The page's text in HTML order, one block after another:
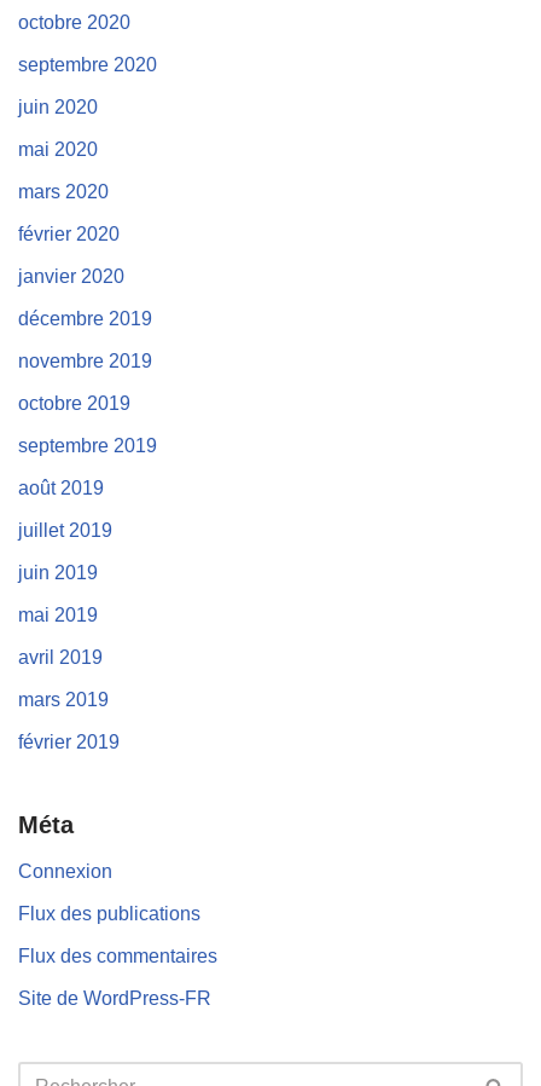
octobre 2020
septembre 2020
juin 2020
mai 2020
mars 2020
février 2020
janvier 2020
décembre 2019
novembre 2019
octobre 2019
septembre 2019
août 2019
juillet 2019
juin 2019
mai 2019
avril 2019
mars 2019
février 2019
Méta
Connexion
Flux des publications
Flux des commentaires
Site de WordPress-FR